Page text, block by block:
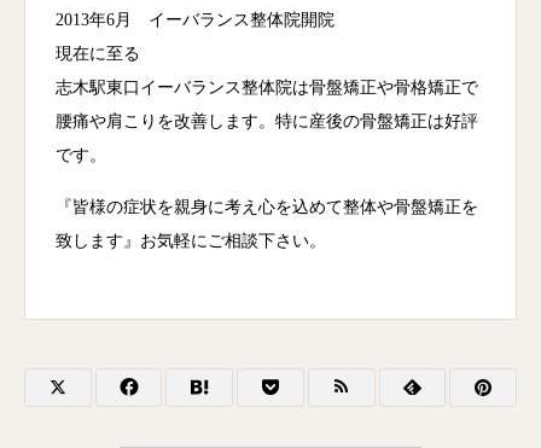
2013年6月 イーバランス整体院開院
現在に至る
志木駅東口イーバランス整体院は骨盤矯正や骨格矯正で
腰痛や肩こりを改善します。特に産後の骨盤矯正は好評
です。
『皆様の症状を親身に考え心を込めて整体や骨盤矯正を
致します』お気軽にご相談下さい。